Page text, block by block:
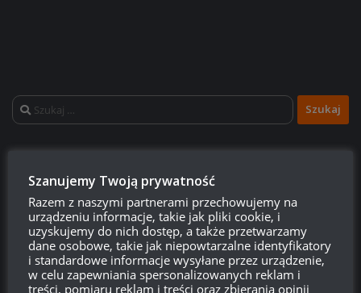
Szukaj:
Zarejestruj się
Zaloguj się
Kanał wpisów
Szanujemy Twoją prywatność
Razem z naszymi partnerami przechowujemy na
urządzeniu informacje, takie jak pliki cookie, i
uzyskujemy do nich dostęp, a także przetwarzamy
dane osobowe, takie jak niepowtarzalne identyfikatory
i standardowe informacje wysyłane przez urządzenie,
w celu zapewniania spersonalizowanych reklam i
treści, pomiaru reklam i treści oraz zbierania opinii